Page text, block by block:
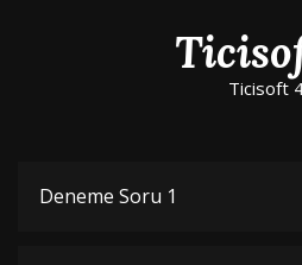
Deneme Soru 1